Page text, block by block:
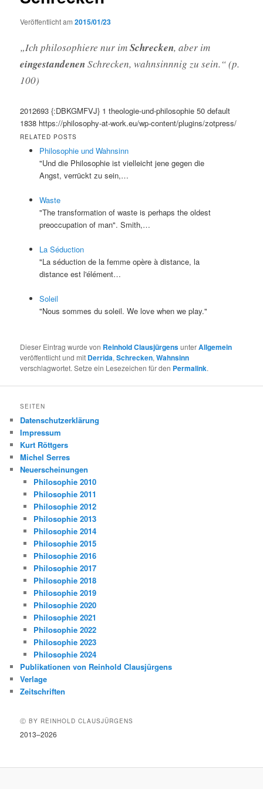
Veröffentlicht am2015/01/23
„Ich philosophiere nur imSchrecken, aber im
eingestandenen Schrecken, wahnsinnnig zu sein.“ (p.
100)
2012693 {:DBKGMFVJ} 1 theologie-und-philosophie 50 default
1838 https://philosophy-at-work.eu/wp-content/plugins/zotpress/
RELATED POSTS
Philosophie und Wahnsinn
"Und die Philosophie ist vielleicht jene gegen die
Angst, verrückt zu sein,…
Waste
"The transformation of waste is perhaps the oldest
preoccupation of man". Smith,…
La Séduction
"La séduction de la femme opère à distance, la
distance est l'élément…
Soleil
"Nous sommes du soleil. We love when we play."
Dieser Eintrag wurde von Reinhold ClausjürgensunterAllgemein
veröffentlicht und mit Derrida,Schrecken,Wahnsinn
verschlagwortet. Setze ein Lesezeichen für den Permalink.
SEITEN
Datenschutzerklärung
Impressum
Kurt Röttgers
Michel Serres
Neuerscheinungen
Philosophie 2010
Philosophie 2011
Philosophie 2012
Philosophie 2013
Philosophie 2014
Philosophie 2015
Philosophie 2016
Philosophie 2017
Philosophie 2018
Philosophie 2019
Philosophie 2020
Philosophie 2021
Philosophie 2022
Philosophie 2023
Philosophie 2024
Publikationen von Reinhold Clausjürgens
Verlage
Zeitschriften
Ⓒ BY REINHOLD CLAUSJÜRGENS
2013–2026